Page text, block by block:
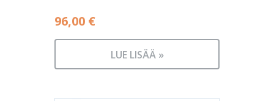
96,00 €
LUE LISÄÄ »